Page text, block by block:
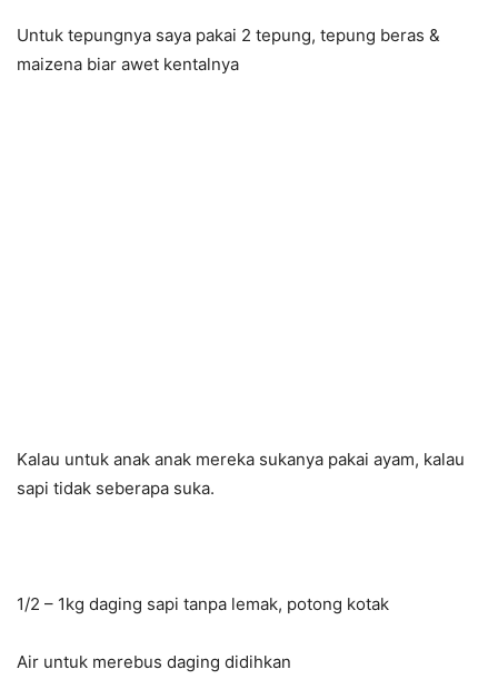
Untuk tepungnya saya pakai 2 tepung, tepung beras &
maizena biar awet kentalnya
Kalau untuk anak anak mereka sukanya pakai ayam, kalau
sapi tidak seberapa suka.
1/2 – 1kg daging sapi tanpa lemak, potong kotak
Air untuk merebus daging didihkan